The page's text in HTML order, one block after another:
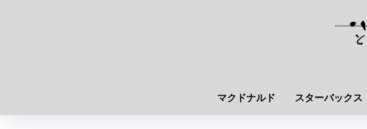
マクドナルド スターバックス